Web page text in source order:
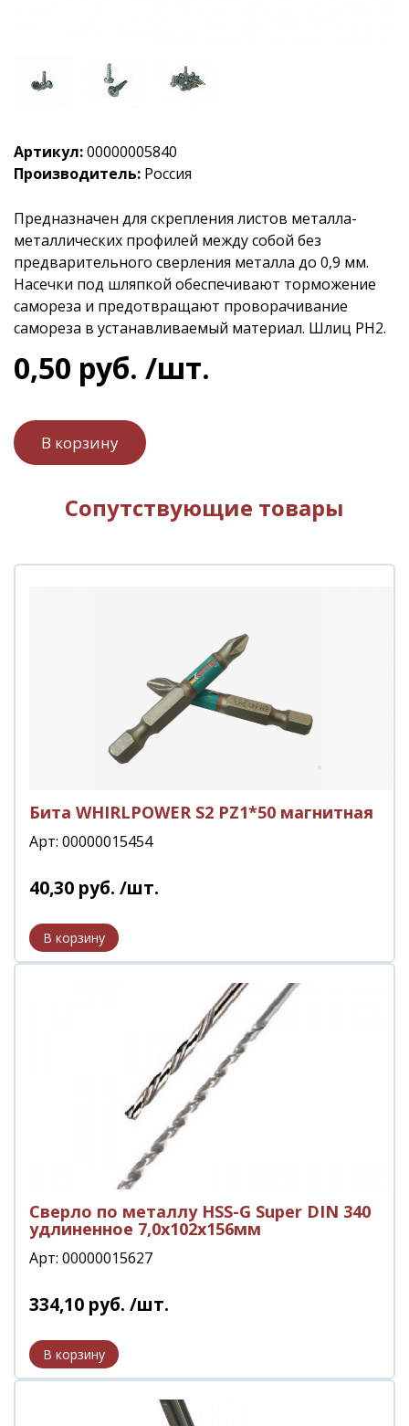
Артикул:00000005840
Производитель: Россия
Предназначен для скрепления листов металла-
металлических профилей между собой без
предварительного сверления металла до 0,9 мм.
Насечки под шляпкой обеспечивают торможение
самореза и предотвращают проворачивание
самореза в устанавливаемый материал. Шлиц PH2.
0,50 руб. /шт.
Сопутствующие товары
Бита WHIRLPOWER S2 PZ1*50 магнитная
Арт: 00000015454
40,30 руб. /шт.
Сверло по металлу HSS-G Super DIN 340
удлиненное 7,0х102х156мм
Арт: 00000015627
334,10 руб. /шт.